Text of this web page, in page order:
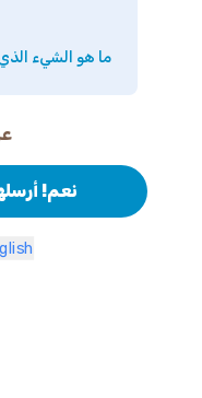
ما هو الشيء
نعم!